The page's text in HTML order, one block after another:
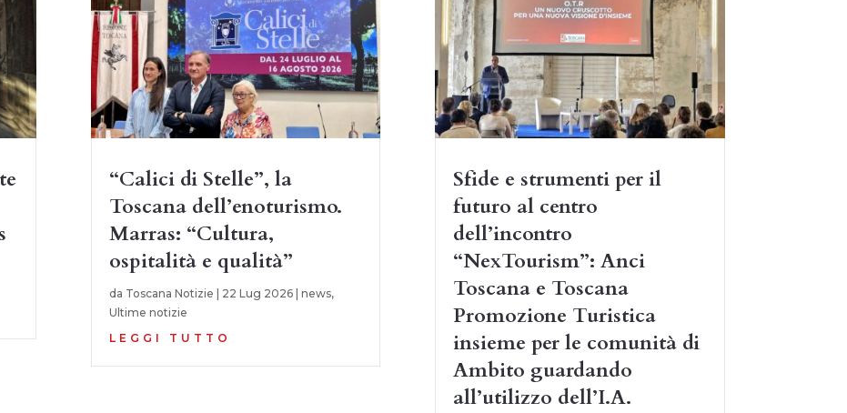
“Calici di Stelle”, la
Toscana dell’enoturismo.
Marras: “Cultura,
ospitalità e qualità”
da Toscana Notizie 22 Lug 2026| news,
Ultime notizie
LEGGI TUTTO
Sfide e strumenti per il
futuro al centro
dell’incontro
“NexTourism”: Anci
Toscana e Toscana
Promozione Turistica
insieme per le comunità di
Ambito guardando
all’utilizzo dell’I.A.